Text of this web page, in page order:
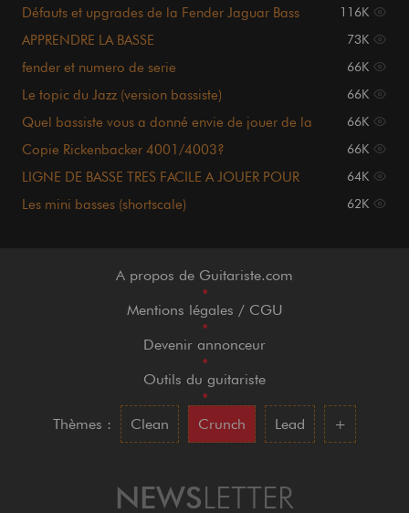
Défauts et upgrades de la Fender Jaguar Bass 116K
APPRENDRE LA BASSE 73K
fender et numero de serie 66K
Le topic du Jazz (version bassiste) 66K
Quel bassiste vous a donné envie de jouer de la
66K
Copie Rickenbacker 4001/4003? 66K
LIGNE DE BASSE TRES FACILE A JOUER POUR
64K
Les mini basses (shortscale) 62K
A propos de Guitariste.com
•
Mentions légales / CGU
•
Devenir annonceur
•
Outils du guitariste
•
Thèmes :
Clean Crunch Lead +
NEWSLETTER